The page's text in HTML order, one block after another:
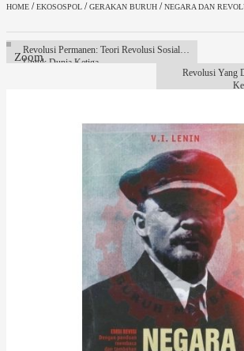
HOME /EKOSOSPOL /GERAKAN BURUH /NEGARA DAN
Revolusi Permanen: Teori Revolusi Sosialis
Untuk Dunia Ketiga
Revolusi Yang
Zoom